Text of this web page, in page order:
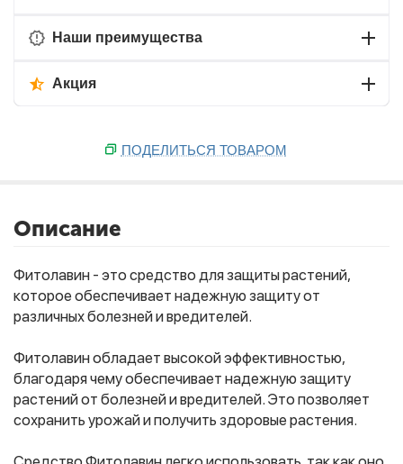
Фитолампы
Наши преимущества
Акция
ПОДЕЛИТЬСЯ ТОВАРОМ
Описание
Фитолавин - это средство для защиты растений,
которое обеспечивает надежную защиту от
различных болезней и вредителей.
Фитолавин обладает высокой эффективностью,
благодаря чему обеспечивает надежную защиту
растений от болезней и вредителей. Это позволяет
сохранить урожай и получить здоровые растения.